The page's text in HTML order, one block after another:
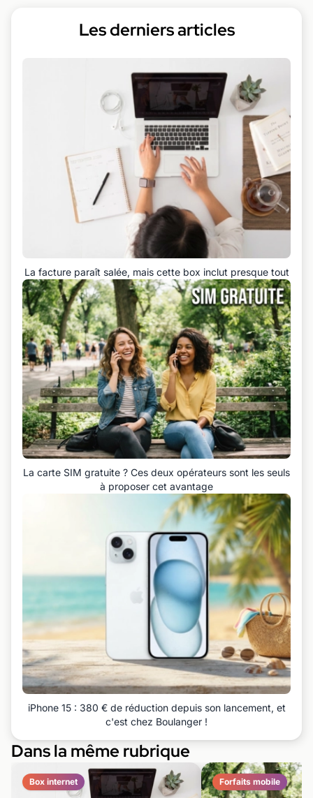
Les derniers articles
La facture paraît salée, mais cette box inclut presque tout
La carte SIM gratuite ? Ces deux opérateurs sont les seuls
à proposer cet avantage
iPhone 15 : 380 € de réduction depuis son lancement, et
c'est chez Boulanger !
Dans la même rubrique
Box internet Forfaits mobile